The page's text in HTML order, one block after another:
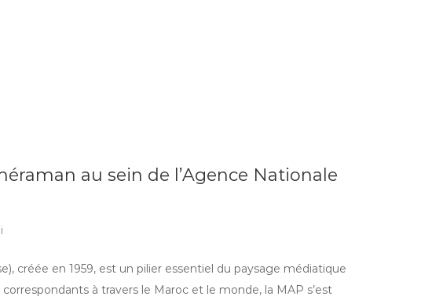
au sein de l’Agence Nationale
créée en 1959, est un pilier essentiel du paysage médiatique
à travers le Maroc et le monde, la MAP s’est